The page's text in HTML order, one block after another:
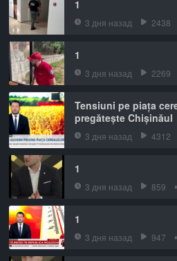
1
3 дня назад 2438
1
3 дня назад 2269
Tensiuni pe piața
pregătește Chișinăul
3 дня назад 4312
1
3 дня назад 859
1
3 дня назад 947